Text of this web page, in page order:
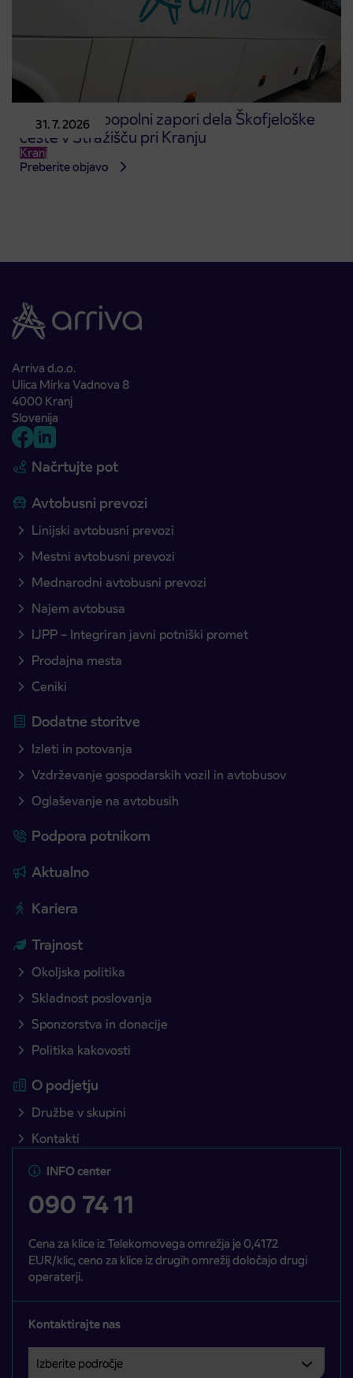
31. 7. 2026
Obvestilo o popolni zapori dela Škofjeloške
ceste v Stražišču pri Kranju
Kranj
Preberite objavo
Arriva d.o.o.
Ulica Mirka Vadnova 8
4000 Kranj
Slovenija
Načrtujte pot
Avtobusni prevozi
Linijski avtobusni prevozi
Mestni avtobusni prevozi
Mednarodni avtobusni prevozi
Najem avtobusa
IJPP – Integriran javni potniški promet
Prodajna mesta
Ceniki
Dodatne storitve
Izleti in potovanja
Vzdrževanje gospodarskih vozil in avtobusov
Oglaševanje na avtobusih
Podpora potnikom
Aktualno
Kariera
Trajnost
Okoljska politika
Skladnost poslovanja
Sponzorstva in donacije
Politika kakovosti
O podjetju
Družbe v skupini
Kontakti
INFO center
090 74 11
Cena za klice iz Telekomovega omrežja je 0,4172
EUR/klic, ceno za klice iz drugih omrežij določajo drugi
operaterji.
Kontaktirajte nas
Izberite področje
Področje je obvezno izbrati.